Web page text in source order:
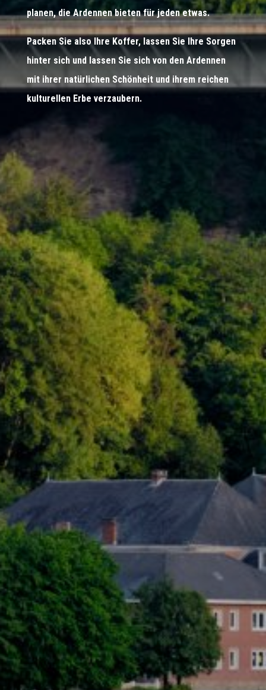
planen, die Ardennen bieten für jeden etwas.
Packen Sie also Ihre Koffer, lassen Sie Ihre Sorgen
hinter sich und lassen Sie sich von den Ardennen
mit ihrer natürlichen Schönheit und ihrem reichen
kulturellen Erbe verzaubern.